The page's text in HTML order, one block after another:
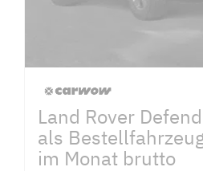
Land Rover
als
im Monat brutto